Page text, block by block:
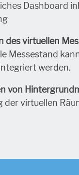
Dashboard
des virtuellen
Messestand
werden.
von
der virtuellen